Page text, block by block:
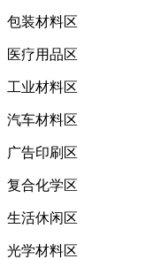
包装材料区
医疗用品区
工业材料区
汽车材料区
广告印刷区
复合化学区
生活休闲区
光学材料区